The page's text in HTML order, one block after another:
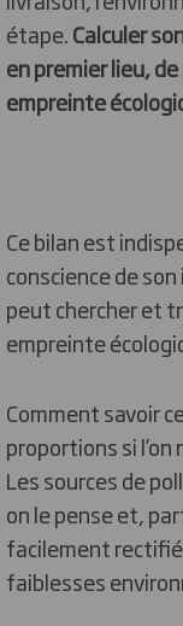
étape.Calculer
en premier lieu,
empreinte
Ce bilan est
conscience de
peut chercher et
empreinte
Comment savoir
proportions si l’on
Les sources de
on le pense et,
facilement
faiblesses